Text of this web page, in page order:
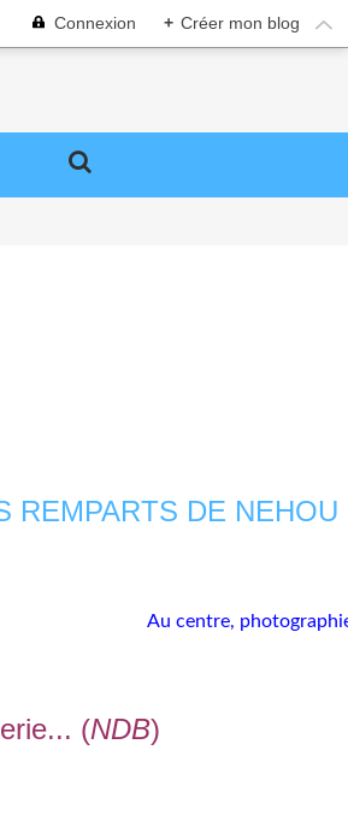
Connexion + Créer mon blog
Au centre,
(NDB)